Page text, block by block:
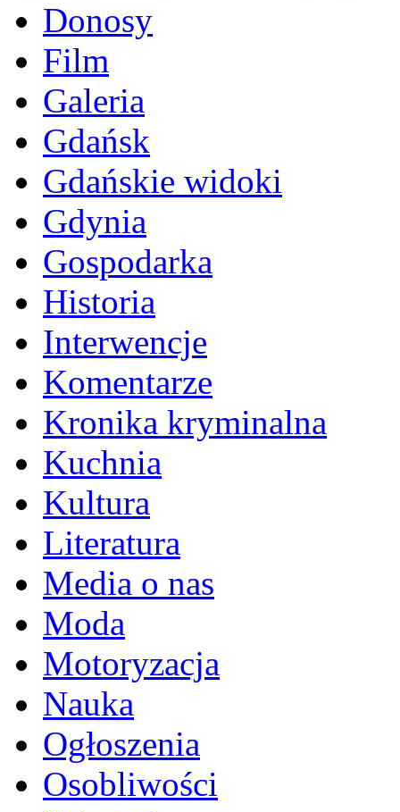
Donosy
Film
Galeria
Gdańsk
Gdańskie widoki
Gdynia
Gospodarka
Historia
Interwencje
Komentarze
Kronika kryminalna
Kuchnia
Kultura
Literatura
Media o nas
Moda
Motoryzacja
Nauka
Ogłoszenia
Osobliwości